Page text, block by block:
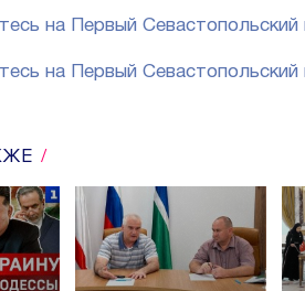
на Первый Севастопольский
на Первый Севастопольский